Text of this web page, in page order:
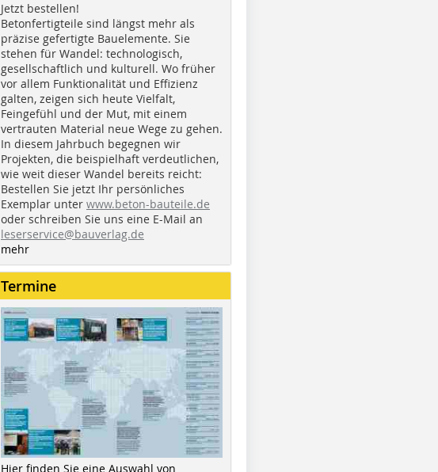
Jetzt bestellen!
Betonfertigteile sind längst mehr als
präzise gefertigte Bauelemente. Sie
stehen für Wandel: technologisch,
gesellschaftlich und kulturell. Wo früher
vor allem Funktionalität und Effizienz
galten, zeigen sich heute Vielfalt,
Feingefühl und der Mut, mit einem
vertrauten Material neue Wege zu gehen.
In diesem Jahrbuch begegnen wir
Projekten, die beispielhaft verdeutlichen,
wie weit dieser Wandel bereits reicht:
Bestellen Sie jetzt Ihr persönliches
Exemplar unter www.beton-bauteile.de
oder schreiben Sie uns eine E-Mail an
leserservice@bauverlag.de
mehr
Termine
Hier finden Sie eine Auswahl von